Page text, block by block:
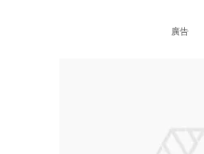
廣告